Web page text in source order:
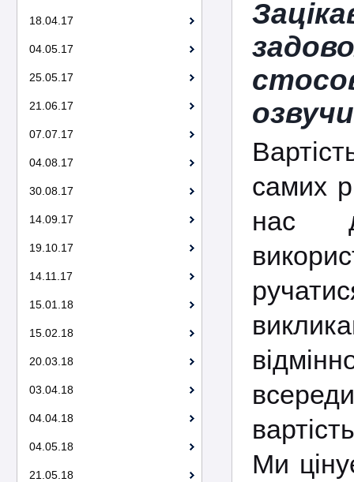
18.04.17
04.05.17
25.05.17
21.06.17
07.07.17
04.08.17
30.08.17
14.09.17
19.10.17
14.11.17
15.01.18
15.02.18
20.03.18
03.04.18
04.04.18
04.05.18
21.05.18
самих
нас
Ми